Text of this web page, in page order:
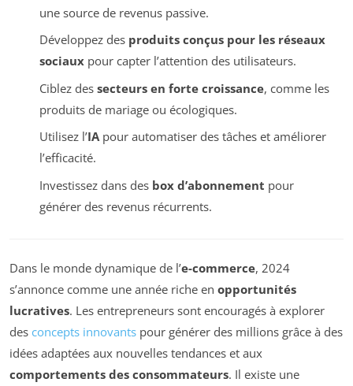
une source de revenus passive.
Développez des produits conçus pour les réseaux
sociauxpour capter l’attention des utilisateurs.
Ciblez des secteurs en forte croissance, comme les
produits de mariage ou écologiques.
Utilisez l’IApour automatiser des tâches et améliorer
l’efficacité.
Investissez dans des box d’abonnement pour
générer des revenus récurrents.
Dans le monde dynamique de l’e-commerce, 2024
s’annonce comme une année riche en opportunités
lucratives. Les entrepreneurs sont encouragés à explorer
des concepts innovants pour générer des millions grâce à des
idées adaptées aux nouvelles tendances et aux
comportements des consommateurs. Il existe une